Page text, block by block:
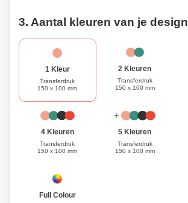
3. Aantal kleuren van je design
1 Kleur
Transferdruk
150 x 100 mm
2 Kleuren
Transferdruk
150 x 100 mm
4 Kleuren
Transferdruk
150 x 100 mm
5 Kleuren
Transferdruk
150 x 100 mm
Full Colour